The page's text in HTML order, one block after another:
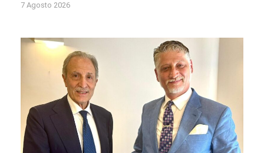
7 Agosto 2026